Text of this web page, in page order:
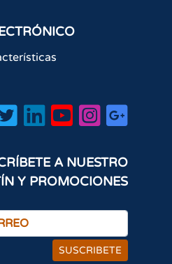
A NUESTRO
Y PROMOCIONES
SUSCRIBETE